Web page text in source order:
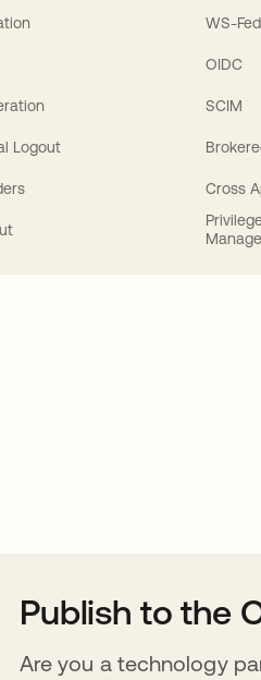
Logout
WS-
OIDC
SCIM
Cross
Publish to the
Are you a technology